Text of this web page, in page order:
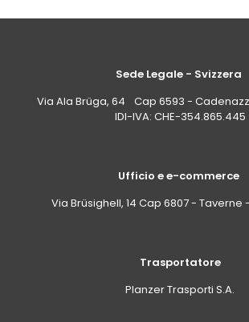
Sede Legale - Svizzera
Via Ala Brüga, 64 Cap 6593 -
IDI-IVA: CHE-354.865.445
Ufficio e e-commerce
Via Brüsighell, 14 Cap 6807 - Taverne
Trasportatore
Planzer Trasporti S.A.